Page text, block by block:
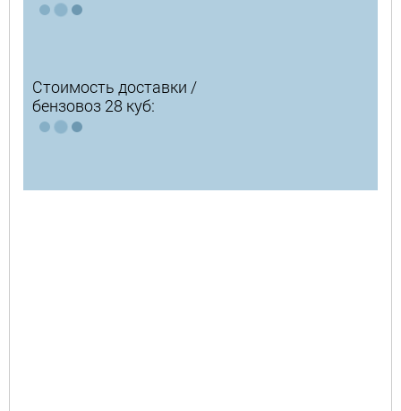
Стоимость доставки /
бензовоз 28 куб: